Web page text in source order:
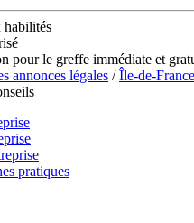
habilités
pour le greffe immédiate et
annonces légales /Île-de-France
pratiques